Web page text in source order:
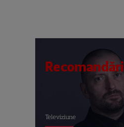
Recomandări
Televiziune